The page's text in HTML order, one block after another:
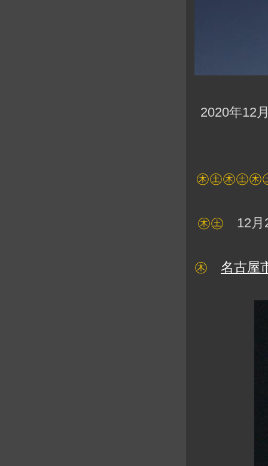
2020年12
㊍㊏㊍㊏㊍
㊍㊏ 12月
㊍ 名古屋